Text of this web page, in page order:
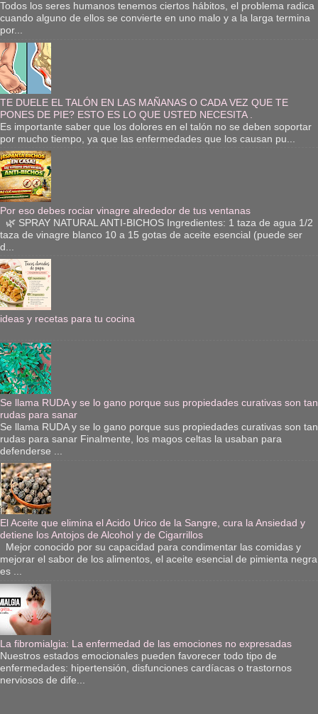
Todos los seres humanos tenemos ciertos hábitos, el problema radica
cuando alguno de ellos se convierte en uno malo y a la larga termina
por...
TE DUELE EL TALÓN EN LAS MAÑANAS O CADA VEZ QUE TE
PONES DE PIE? ESTO ES LO QUE USTED NECESITA .
Es importante saber que los dolores en el talón no se deben soportar
por mucho tiempo, ya que las enfermedades que los causan pu...
Por eso debes rociar vinagre alrededor de tus ventanas
🌿 SPRAY NATURAL ANTI-BICHOS Ingredientes: 1 taza de agua 1/2
taza de vinagre blanco 10 a 15 gotas de aceite esencial (puede ser
d...
ideas y recetas para tu cocina
Se llama RUDA y se lo gano porque sus propiedades curativas son tan
rudas para sanar
Se llama RUDA y se lo gano porque sus propiedades curativas son tan
rudas para sanar Finalmente, los magos celtas la usaban para
defenderse ...
El Aceite que elimina el Acido Urico de la Sangre, cura la Ansiedad y
detiene los Antojos de Alcohol y de Cigarrillos
Mejor conocido por su capacidad para condimentar las comidas y
mejorar el sabor de los alimentos, el aceite esencial de pimienta negra
es ...
La fibromialgia: La enfermedad de las emociones no expresadas
Nuestros estados emocionales pueden favorecer todo tipo de
enfermedades: hipertensión, disfunciones cardíacas o trastornos
nerviosos de dife...